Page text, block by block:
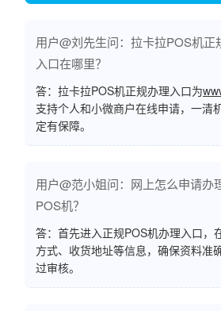
用户@刘先生问：拉卡拉POS机正
入口在哪里？
答：拉卡拉POS机正规办理入口为
支持个人和小微商户在线申请，一清
定有保障。
用户@范小姐问：网上怎么申请办
POS机？
答：首先进入正规POS机办理入口，
方式、收货地址等信息，确保资料准
过审核。